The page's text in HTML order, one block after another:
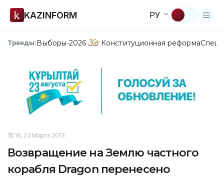
KAZINFORM РУ
Тренды:Выборы-2026 Конституционная реформа
15:18, 23 Марта 2013
Возвращение на Землю частного
корабля Dragon перенесено